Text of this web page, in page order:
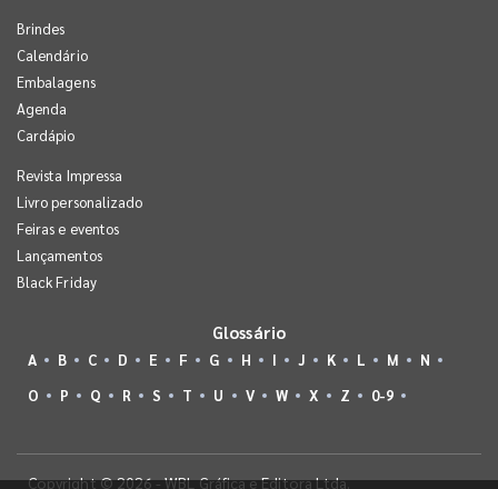
Brindes
Calendário
Embalagens
Agenda
Cardápio
Revista Impressa
Livro personalizado
Feiras e eventos
Lançamentos
Black Friday
Glossário
A B C D E F G H I J K L M
N
O
P Q R S T U V W X Z 0-9
Copyright © 2026 - WBL Gráfica e Editora Ltda.